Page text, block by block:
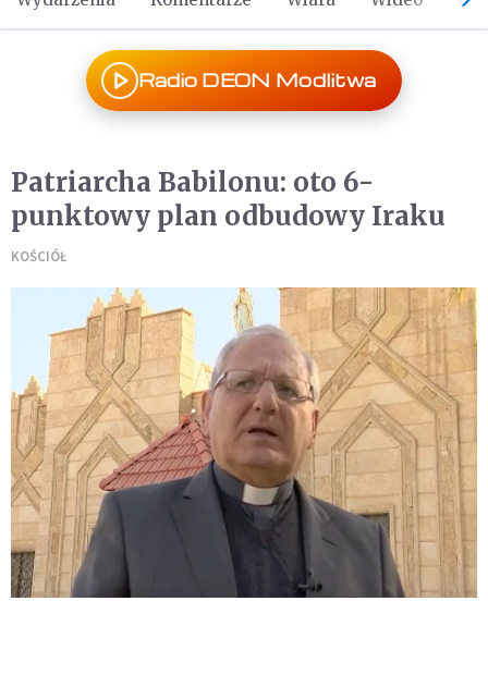
Radio DEON Modlitwa
Patriarcha Babilonu: oto 6-
punktowy plan odbudowy Iraku
KOŚCIÓŁ